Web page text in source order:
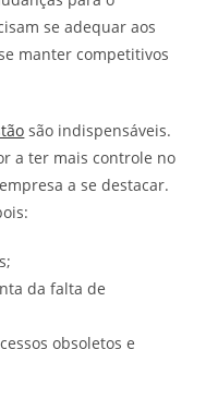
se adequar aos
manter competitivos
são indispensáveis.
a ter mais controle no
a se destacar.
da falta de
obsoletos e